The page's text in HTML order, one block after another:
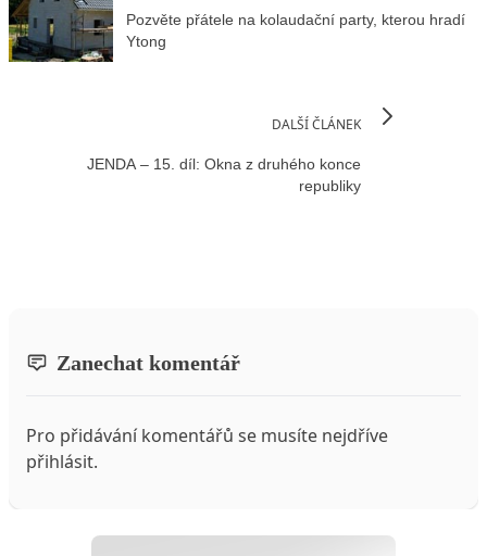
Pozvěte přátele na kolaudační party, kterou hradí
Ytong
DALŠÍ ČLÁNEK
JENDA – 15. díl: Okna z druhého konce
republiky
Zanechat komentář
Pro přidávání komentářů se musíte nejdříve
přihlásit.